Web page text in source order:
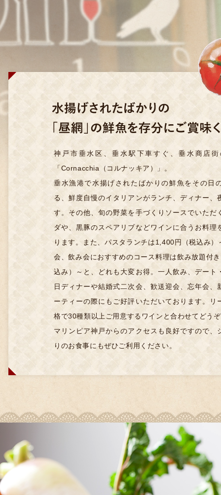
神戸市垂水区、垂水駅下車すぐ、垂水商店
「Cornacchia（コルナッキア）」。
垂水漁港で水揚げされたばかりの鮮魚をその日
る、鮮度自慢のイタリアンがランチ、ディナー、
す。その他、旬の野菜を手づくりソースでいただ
ダや、黒豚のスペアリブなどワインに合うお料理
ります。また、パスタランチは1,400円（税込み）
会、飲み会におすすめのコース料理は飲み放題付
込み）～と、どれも大変お得。一人飲み、デート
日ディナーや結婚式二次会、歓送迎会、忘年会、
ーティーの際にもご好評いただいております。リ
格で30種類以上ご用意するワインと合わせてどう
マリンピア神戸からのアクセスも良好ですので、
りのお食事にもぜひご利用ください。